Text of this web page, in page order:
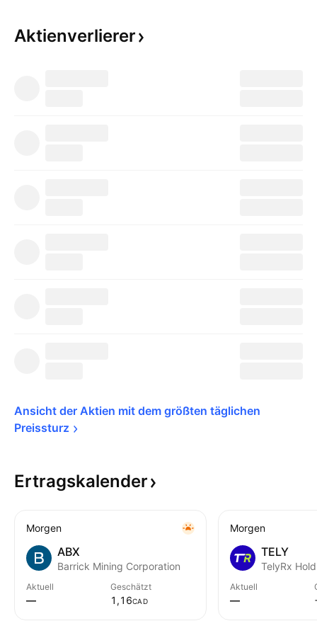
Aktienverlierer
Preissturz
Ertragskalender
Morgen
ABX
Barrick Mining Corporation
Aktuell
—
Geschätzt
1,16CAD
Morgen
TELY
TelyRx
Aktuell
—